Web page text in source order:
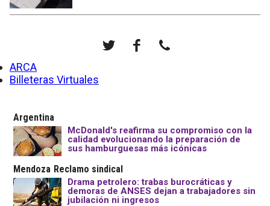
ARCA
Billeteras Virtuales
Argentina
McDonald's reafirma su compromiso con la
calidad evolucionando la preparación de
sus hamburguesas más icónicas
Mendoza Reclamo sindical
Drama petrolero: trabas burocráticas y
demoras de ANSES dejan a trabajadores sin
jubilación ni ingresos